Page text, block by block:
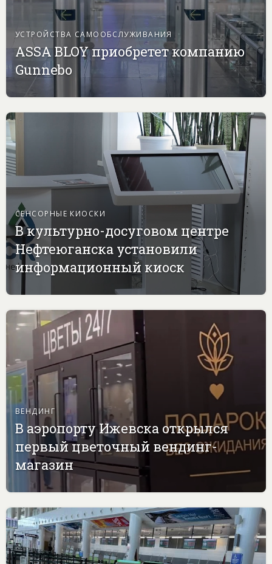
УСТРОЙСТВА САМООБСЛУЖИВАНИЯ
ASSA BLOY приобретет компанию
Gunnebo
СЕНСОРНЫЕ КИОСКИ
В культурно-досуговом центре
Нефтеюганска установили
информационный киоск
ВЕНДИНГ
В аэропорту Ижевска открылся
первый цветочный вендинг-
магазин